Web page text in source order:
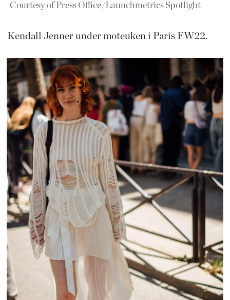
Courtesy of Press Office/Launchmetrics Spotlight
Kendall Jenner under moteuken i Paris FW22.